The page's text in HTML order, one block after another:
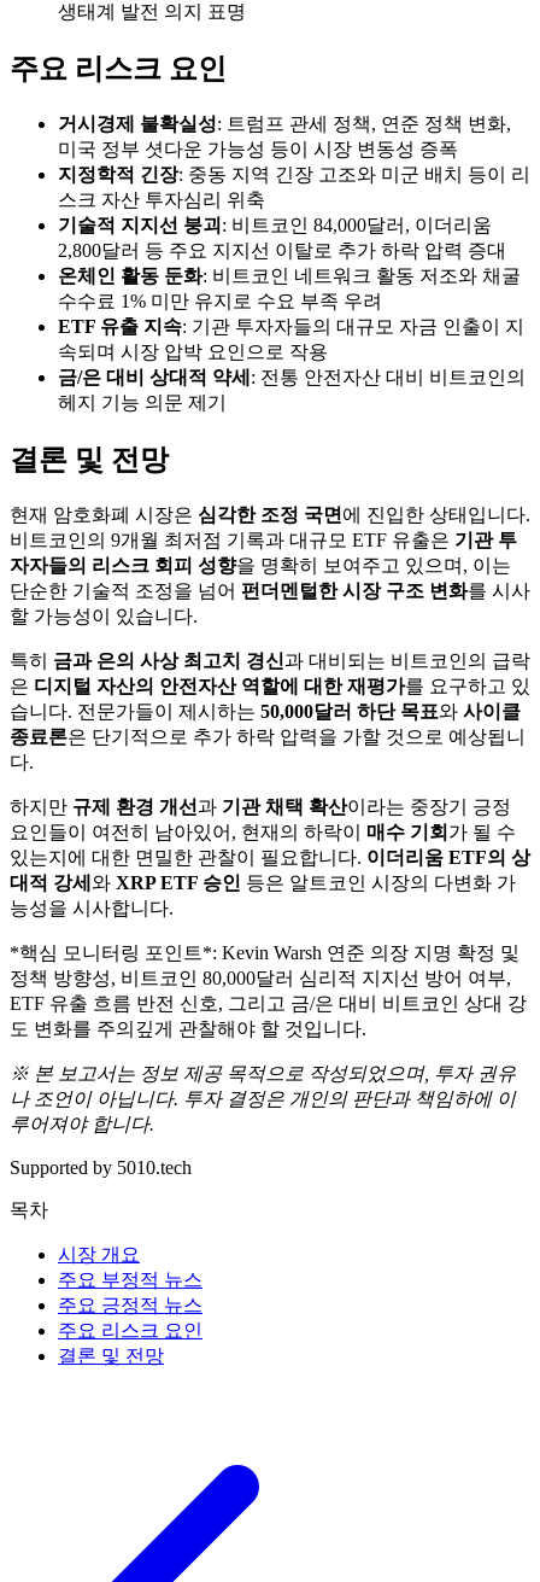
생태계 발전 의지 표명
주요 리스크 요인
거시경제 불확실성: 트럼프 관세 정책, 연준 정책 변화,
미국 정부 셧다운 가능성 등이 시장 변동성 증폭
지정학적 긴장: 중동 지역 긴장 고조와 미군 배치 등이 리
스크 자산 투자심리 위축
기술적 지지선 붕괴 : 비트코인 84,000달러, 이더리움
2,800달러 등 주요 지지선 이탈로 추가 하락 압력 증대
온체인 활동 둔화: 비트코인 네트워크 활동 저조와 채굴
수수료 1% 미만 유지로 수요 부족 우려
ETF 유출 지속: 기관 투자자들의 대규모 자금 인출이 지
속되며 시장 압박 요인으로 작용
금/은 대비 상대적 약세 : 전통 안전자산 대비 비트코인의
헤지 기능 의문 제기
결론 및 전망
현재 암호화폐 시장은 심각한 조정 국면 에 진입한 상태입니다.
비트코인의 9개월 최저점 기록과 대규모 ETF 유출은 기관 투
자자들의 리스크 회피 성향을 명확히 보여주고 있으며, 이는
단순한 기술적 조정을 넘어 펀더멘털한 시장 구조 변화를 시사
할 가능성이 있습니다.
특히 금과 은의 사상 최고치 경신과 대비되는 비트코인의 급락
은 디지털 자산의 안전자산 역할에 대한 재평가를 요구하고 있
습니다. 전문가들이 제시하는 50,000달러 하단 목표와 사이클
종료론은 단기적으로 추가 하락 압력을 가할 것으로 예상됩니
다.
하지만 규제 환경 개선과 기관 채택 확산이라는 중장기 긍정
요인들이 여전히 남아있어, 현재의 하락이 매수 기회 가 될 수
있는지에 대한 면밀한 관찰이 필요합니다. 이더리움 ETF의 상
대적 강세 와 XRP ETF 승인 등은 알트코인 시장의 다변화 가
능성을 시사합니다.
*핵심 모니터링 포인트*: Kevin Warsh 연준 의장 지명 확정 및
정책 방향성, 비트코인 80,000달러 심리적 지지선 방어 여부,
ETF 유출 흐름 반전 신호, 그리고 금/은 대비 비트코인 상대 강
도 변화를 주의깊게 관찰해야 할 것입니다.
※ 본 보고서는 정보 제공 목적으로 작성되었으며, 투자 권유
나 조언이 아닙니다. 투자 결정은 개인의 판단과 책임하에 이
루어져야 합니다.
Supported by 5010.tech
목차
시장 개요
주요 부정적 뉴스
주요 긍정적 뉴스
주요 리스크 요인
결론 및 전망